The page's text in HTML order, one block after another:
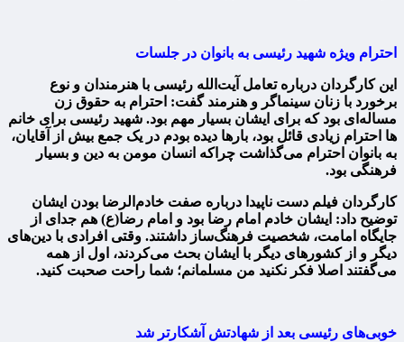
احترام ویژه شهید رئیسی به بانوان در جلسات
این کارگردان درباره تعامل آیت‌الله رئیسی با هنرمندان و نوع
برخورد با زنان سینماگر و هنرمند گفت: احترام به حقوق زن
مساله‌ای بود که برای ایشان بسیار مهم بود. شهید رئیسی برای خانم
ها احترام زیادی قائل بود، بارها دیده بودم در یک جمع بیش از آقایان،
به بانوان احترام می‌گذاشت چراکه انسان مومن به دین و بسیار
فرهنگی بود.
کارگردان فیلم دست ناپیدا درباره صفت خادم‌الرضا بودن ایشان
توضیح داد: ایشان خادم امام رضا بود و امام رضا(ع) هم جدای از
جایگاه امامت، شخصیت فرهنگ‌ساز داشتند. وقتی افرادی با دین‌های
دیگر و از کشورهای دیگر با ایشان بحث می‌کردند، اول از همه
می‌گفتند اصلا فکر نکنید من مسلمانم؛ شما راحت صحبت کنید.
خوبی‌های رئیسی بعد از شهادتش آشکارتر شد